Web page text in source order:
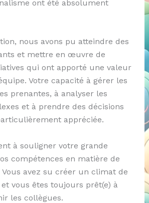
ont été absolument
nous avons pu atteindre des
et mettre en œuvre de
qui ont apporté une valeur
Votre capacité à gérer les
prenantes, à analyser les
et à prendre des décisions
appréciée.
à souligner votre grande
compétences en matière de
avez su créer un climat de
vous êtes toujours prêt(e) à
les collègues.